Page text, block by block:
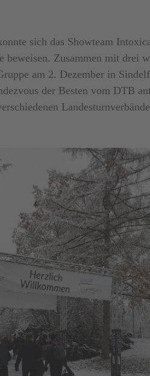
sich das Showteam
beweisen. Zusammen mit drei
am 2. Dezember in
der Besten vom DTB